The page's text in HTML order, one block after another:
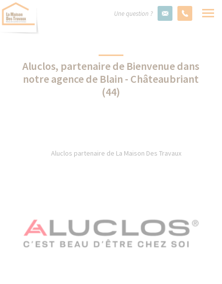
Une question ?
Aluclos, partenaire de Bienvenue dans
notre agence de Blain - Châteaubriant
(44)
Aluclos partenaire de La Maison Des Travaux